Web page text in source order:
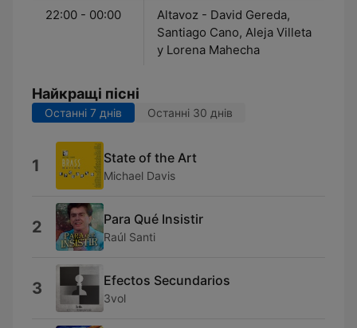
22:00 - 00:00
Altavoz - David Gereda,
Santiago Cano, Aleja Villeta
y Lorena Mahecha
Найкращі пісні
Останні 7 днів Останні 30 днів
1 State of the Art
Michael Davis
2 Para Qué Insistir
Raúl Santi
3 Efectos Secundarios
3vol